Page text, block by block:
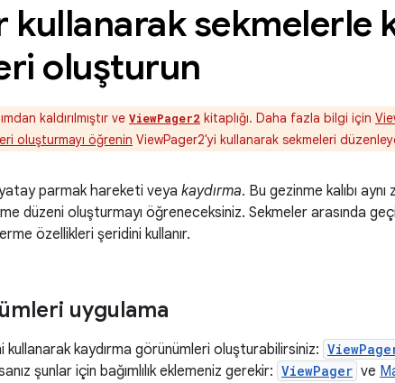
kullanarak sekmelerle
oluşturun
kaldırılmıştır ve ViewPager2 kitaplığı. Daha fazla bilgi için
oluşturmayı öğrenin ViewPager2'yi kullanarak sekmeleri
parmak hareketi veya kaydırma. Bu gezinme kalıbı aynı
düzeni oluşturmayı öğreneceksiniz. Sekmeler arasında
özellikleri şeridini kullanır.
uygulama
kullanarak kaydırma görünümleri oluşturabilirsiniz:
şunlar için bağımlılık eklemeniz gerekir: ViewPager ve